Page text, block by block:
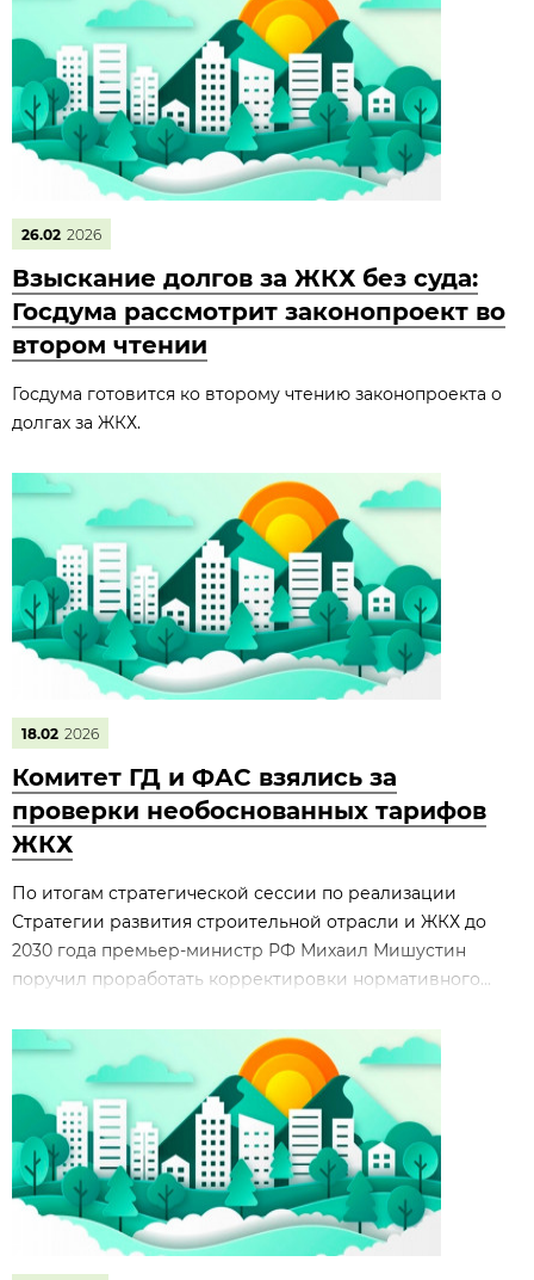
26.02 2026
Взыскание долгов за ЖКХ без суда:
Госдума рассмотрит законопроект во
втором чтении
Госдума готовится ко второму чтению законопроекта о
долгах за ЖКХ.
18.02 2026
Комитет ГД и ФАС взялись за
проверки необоснованных тарифов
ЖКХ
По итогам стратегической сессии по реализации
Стратегии развития строительной отрасли и ЖКХ до
2030 года премьер‑министр РФ Михаил Мишустин
поручил проработать корректировки нормативного...